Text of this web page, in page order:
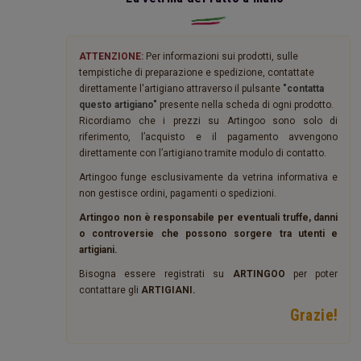
ATTENZIONE: Per informazioni sui prodotti, sulle
tempistiche di preparazione e spedizione, contattate
direttamente l'artigiano attraverso il pulsante "contatta
questo artigiano" presente nella scheda di ogni prodotto.
Ricordiamo che i prezzi su Artingoo sono solo di
riferimento, l’acquisto e il pagamento avvengono
direttamente con l’artigiano tramite modulo di contatto.
Artingoo funge esclusivamente da vetrina informativa e
non gestisce ordini, pagamenti o spedizioni.
Artingoo non è responsabile per eventuali truffe, danni
o controversie che possono sorgere tra utenti e
artigiani.
Bisogna essere registrati su ARTINGOO per poter
contattare gli ARTIGIANI.
Grazie!